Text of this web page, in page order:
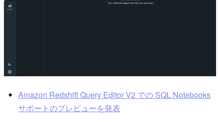
Amazon Redshift Query Editor V2 での SQL Notebooks
サポートのプレビューを発表